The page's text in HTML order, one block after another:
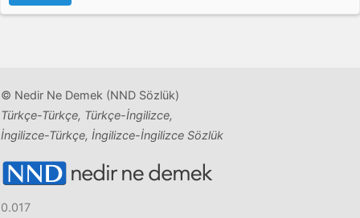
© Nedir Ne Demek (NND Sözlük)
Türkçe-Türkçe, Türkçe-İngilizce,
İngilizce-Türkçe, İngilizce-İngilizce Sözlük
0.017